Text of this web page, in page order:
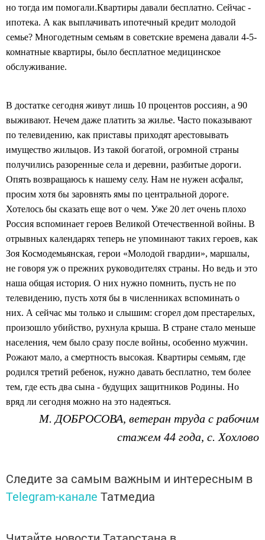
но тогда им помогали.Квартиры давали бесплатно. Сейчас -
ипотека. А как выплачивать ипотечный кредит молодой
семье? Многодетным семьям в советские времена давали 4-5-
комнатные квартиры, было бесплатное медицинское
обслуживание.
В достатке сегодня живут лишь 10 процентов россиян, а 90
выживают. Нечем даже платить за жилье. Часто показывают
по телевидению, как приставы приходят арестовывать
имущество жильцов. Из такой богатой, огромной страны
получились разоренные села и деревни, разбитые дороги.
Опять возвращаюсь к нашему селу. Нам не нужен асфальт,
просим хотя бы заровнять ямы по центральной дороге.
Хотелось бы сказать еще вот о чем. Уже 20 лет очень плохо
Россия вспоминает героев Великой Отечественной войны. В
отрывных календарях теперь не упоминают таких героев, как
Зоя Космодемьянская, герои «Молодой гвардии», маршалы,
не говоря уж о прежних руководителях страны. Но ведь и это
наша общая история. О них нужно помнить, пусть не по
телевидению, пусть хотя бы в численниках вспоминать о
них. А сейчас мы только и слышим: сгорел дом престарелых,
произошло убийство, рухнула крыша. В стране стало меньше
населения, чем было сразу после войны, особенно мужчин.
Рожают мало, а смертность высокая. Квартиры семьям, где
родился третий ребенок, нужно давать бесплатно, тем более
тем, где есть два сына - будущих защитников Родины. Но
вряд ли сегодня можно на это надеяться.
М. ДОБРОСОВА, ветеран труда с рабочим
стажем 44 года, с. Хохлово
Следите за самым важным и интересным в
Telegram-канале Татмедиа